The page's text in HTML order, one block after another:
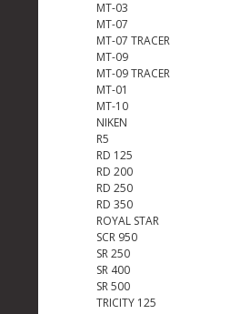
MT-03
MT-07
MT-07 TRACER
MT-09
MT-09 TRACER
MT-01
MT-10
NIKEN
R5
RD 125
RD 200
RD 250
RD 350
ROYAL STAR
SCR 950
SR 250
SR 400
SR 500
TRICITY 125